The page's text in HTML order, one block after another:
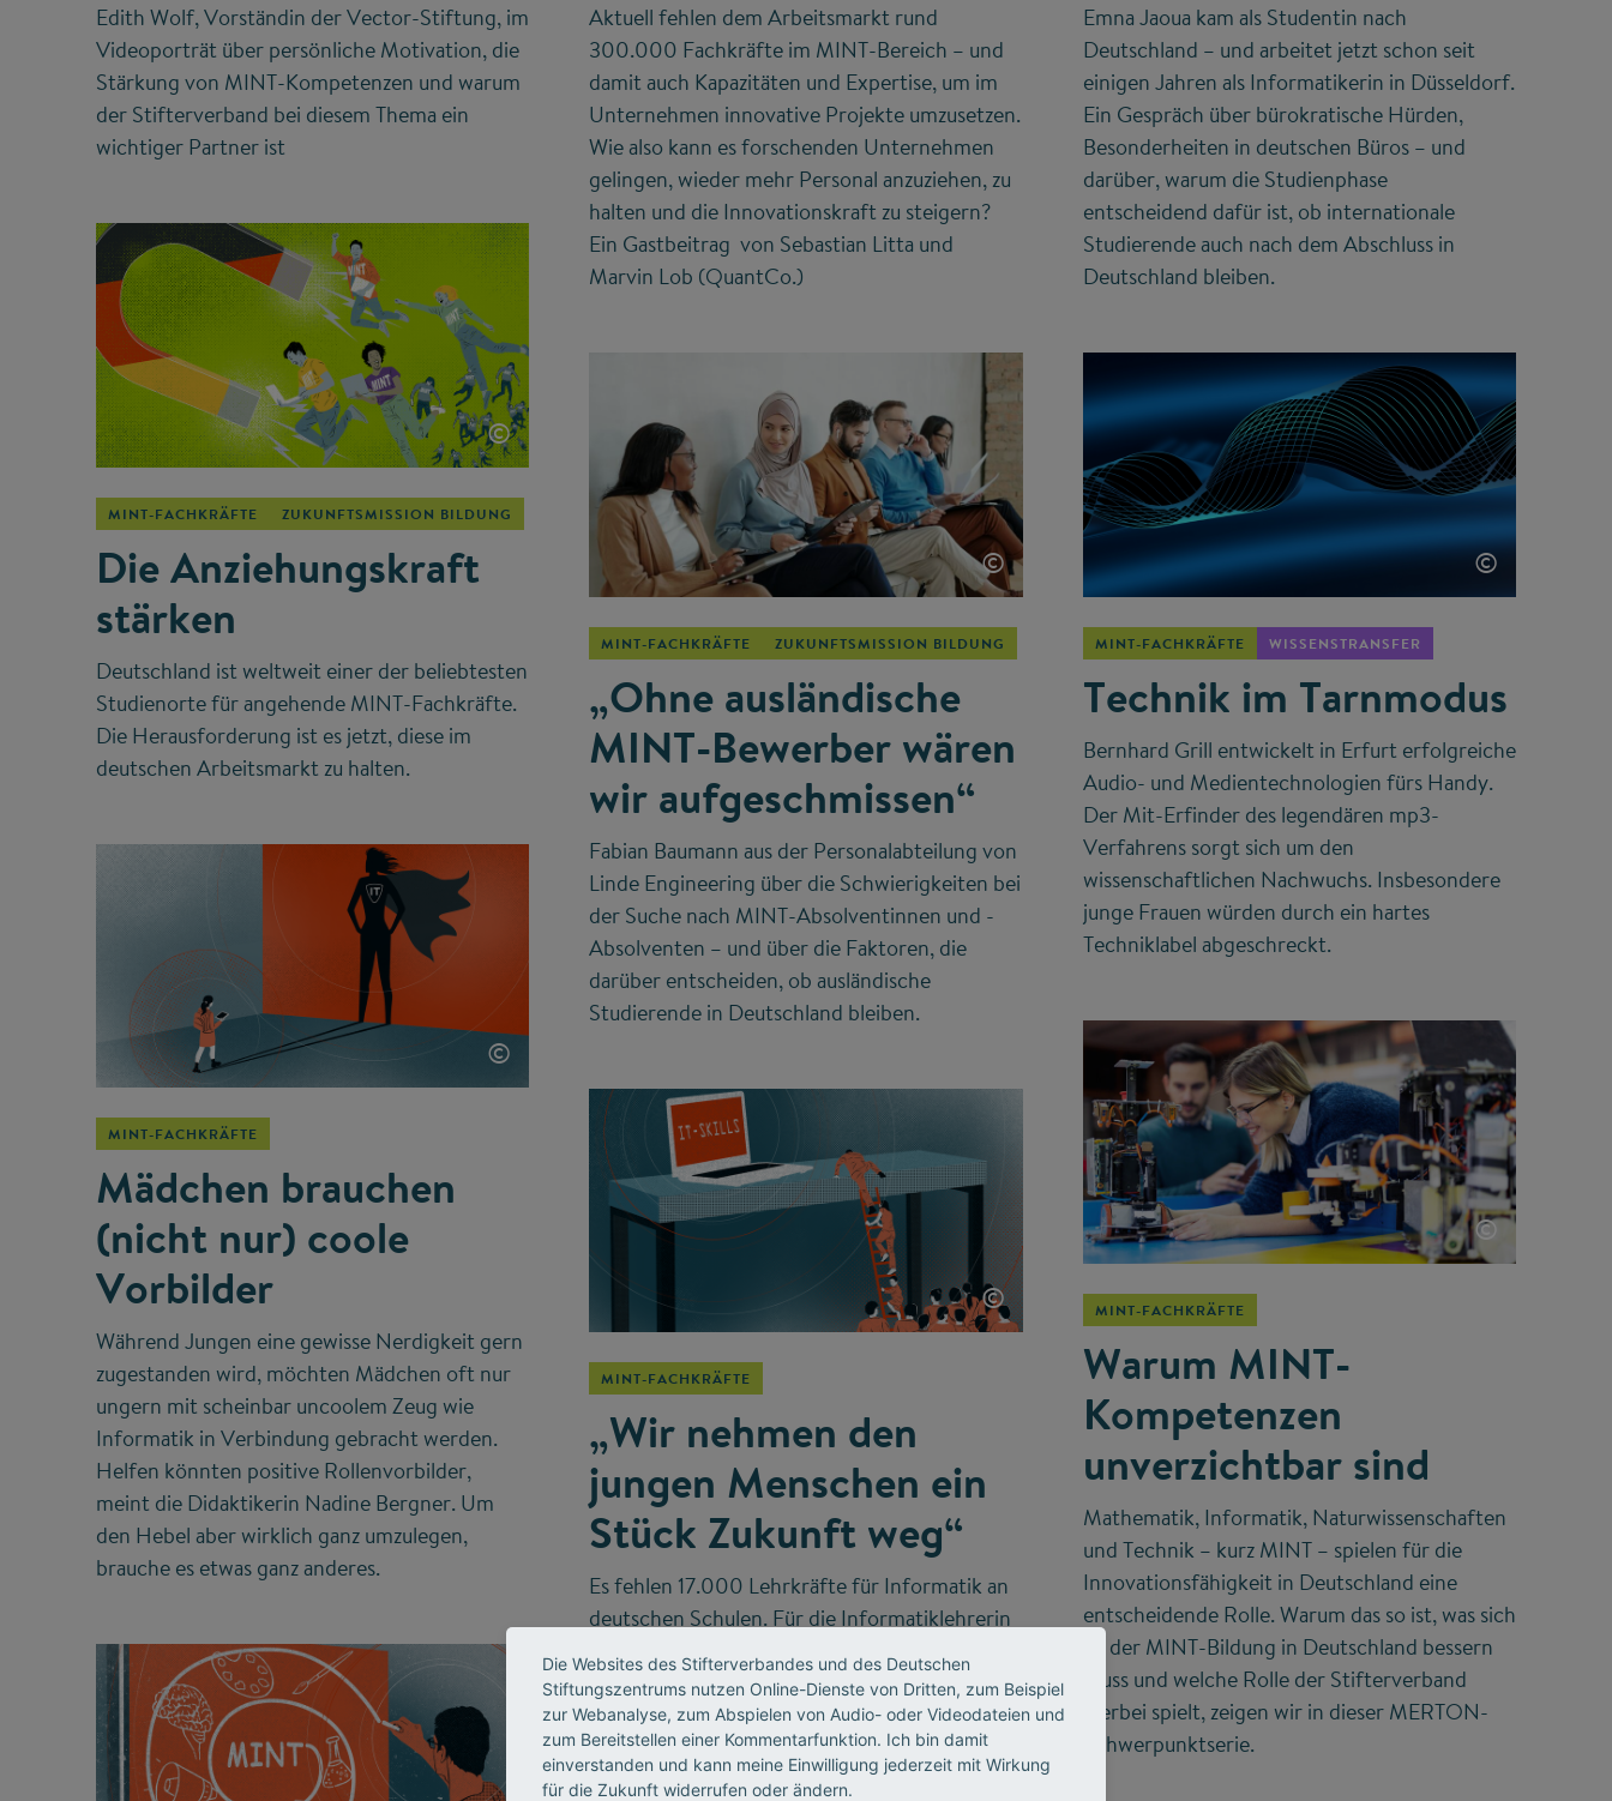
Edith Wolf, Vorständin der Vector-Stiftung, im
Videoporträt über persönliche Motivation, die
Stärkung von MINT-Kompetenzen und warum
der Stifterverband bei diesem Thema ein
wichtiger Partner ist
Aktuell fehlen dem Arbeitsmarkt rund
300.000 Fachkräfte im MINT-Bereich – und
damit auch Kapazitäten und Expertise, um im
Unternehmen innovative Projekte umzusetzen.
Wie also kann es forschenden Unternehmen
gelingen, wieder mehr Personal anzuziehen, zu
halten und die Innovationskraft zu steigern?
Ein Gastbeitrag von Sebastian Litta und
Marvin Lob (QuantCo.)
Emna Jaoua kam als Studentin nach
Deutschland – und arbeitet jetzt schon seit
einigen Jahren als Informatikerin in Düsseldorf.
Ein Gespräch über bürokratische Hürden,
Besonderheiten in deutschen Büros – und
darüber, warum die Studienphase
entscheidend dafür ist, ob internationale
Studierende auch nach dem Abschluss in
Deutschland bleiben.
©
MINT-FACHKRÄFTE ZUKUNFTSMISSION BILDUNG
Die Anziehungskraft
stärken
Deutschland ist weltweit einer der beliebtesten
Studienorte für angehende MINT-Fachkräfte.
Die Herausforderung ist es jetzt, diese im
deutschen Arbeitsmarkt zu halten.
©
MINT-FACHKRÄFTE ZUKUNFTSMISSION BILDUNG
„Ohne ausländische
MINT-Bewerber wären
wir aufgeschmissen“
Fabian Baumann aus der Personalabteilung von
Linde Engineering über die Schwierigkeiten bei
der Suche nach MINT-Absolventinnen und -
Absolventen – und über die Faktoren, die
darüber entscheiden, ob ausländische
Studierende in Deutschland bleiben.
©
MINT-FACHKRÄFTE WISSENSTRANSFER
Technik im Tarnmodus
Bernhard Grill entwickelt in Erfurt erfolgreiche
Audio- und Medientechnologien fürs Handy.
Der Mit-Erfinder des legendären mp3-
Verfahrens sorgt sich um den
wissenschaftlichen Nachwuchs. Insbesondere
junge Frauen würden durch ein hartes
Techniklabel abgeschreckt.
©
MINT-FACHKRÄFTE
Mädchen brauchen
(nicht nur) coole
Vorbilder
Während Jungen eine gewisse Nerdigkeit gern
zugestanden wird, möchten Mädchen oft nur
ungern mit scheinbar uncoolem Zeug wie
Informatik in Verbindung gebracht werden.
Helfen könnten positive Rollenvorbilder,
meint die Didaktikerin Nadine Bergner. Um
den Hebel aber wirklich ganz umzulegen,
brauche es etwas ganz anderes.
©
MINT-FACHKRÄFTE
„Wir nehmen den
jungen Menschen ein
Stück Zukunft weg“
Es fehlen 17.000 Lehrkräfte für Informatik an
deutschen Schulen. Für die Informatiklehrerin
und Universitätsdozentin Viktoria Zoeger ist
diese Lücke ein hausgemachtes Problem. Wen
sie hierfür in der Verantwortung sieht und was
ihr eigener Schulunterricht mit den
Jugendlichen macht, erzählt sie im Interview.
©
MINT-FACHKRÄFTE
Warum MINT-
Kompetenzen
unverzichtbar sind
Mathematik, Informatik, Naturwissenschaften
und Technik – kurz MINT – spielen für die
Innovationsfähigkeit in Deutschland eine
entscheidende Rolle. Warum das so ist, was sich
an der MINT-Bildung in Deutschland bessern
muss und welche Rolle der Stifterverband
hierbei spielt, zeigen wir in dieser MERTON-
Schwerpunktserie.
Die Websites des Stifterverbandes und des Deutschen
Stiftungszentrums nutzen Online-Dienste von Dritten, zum Beispiel
zur Webanalyse, zum Abspielen von Audio- oder Videodateien und
zum Bereitstellen einer Kommentarfunktion. Ich bin damit
einverstanden und kann meine Einwilligung jederzeit mit Wirkung
für die Zukunft widerrufen oder ändern.